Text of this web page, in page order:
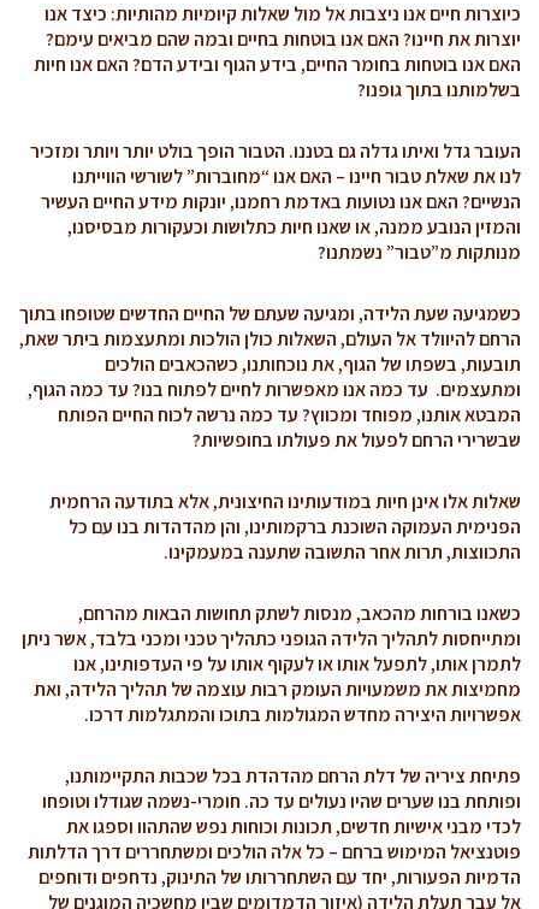
כיוצרות חיים אנו ניצבות אל מול שאלות קיומיות מהותיות: כיצד אנו
יוצרות את חיינו? האם אנו בוטחות בחיים ובמה שהם מביאים עימם?
האם אנו בוטחות בחומר החיים, בידע הגוף ובידע הדם? האם אנו חיות
בשלמותנו בתוך גופנו?
העובר גדל ואיתו גדלה גם בטננו. הטבור הופך בולט יותר ויותר ומזכיר
לנו את שאלת טבור חיינו – האם אנו “מחוברות” לשורשי הווייתנו
הנשיים? האם אנו נטועות באדמת רחמנו, יונקות מידע החיים העשיר
והמזין הנובע ממנה, או שאנו חיות כתלושות וכעקורות מבסיסנו,
מנותקות מ”טבור” נשמתנו?
כשמגיעה שעת הלידה, ומגיעה שעתם של החיים החדשים שטופחו בתוך
הרחם להיוולד אל העולם, השאלות כולן הולכות ומתעצמות ביתר שאת,
תובעות, בשפתו של הגוף, את נוכחותנו, כשהכאבים הולכים
ומתעצמים. עד כמה אנו מאפשרות לחיים לפתוח בנו? עד כמה הגוף,
המבטא אותנו, מפוחד ומכווץ? עד כמה נרשה לכוח החיים הפותח
שבשרירי הרחם לפעול את פעולתו בחופשיות?
שאלות אלו אינן חיות במודעותינו החיצונית, אלא בתודעה הרחמית
הפנימית העמוקה השוכנת ברקמותינו, והן מהדהדות בנו עם כל
התכווצות, תרות אחר התשובה שתענה במעמקינו.
כשאנו בורחות מהכאב, מנסות לשתק תחושות הבאות מהרחם,
ומתייחסות לתהליך הלידה הגופני כתהליך טכני ומכני בלבד, אשר ניתן
לתמרן אותו, לתפעל אותו או לעקוף אותו על פי העדפותינו, אנו
מחמיצות את משמעויות העומק רבות עוצמה של תהליך הלידה, ואת
אפשרויות היצירה מחדש המגולמות בתוכו והמתגלמות דרכו.
פתיחת ציריה של דלת הרחם מהדהדת בכל שכבות התקיימותנו,
ופותחת בנו שערים שהיו נעולים עד כה. חומרי-נשמה שגודלו וטופחו
לכדי מבני אישיות חדשים, תכונות וכוחות נפש שהתהוו וספגו את
פוטנציאל המימוש ברחם – כל אלה הולכים ומשתחררים דרך הדלתות
הדמיות הפעורות, יחד עם השתחררותו של התינוק, נדחפים ודוחפים
אל עבר תעלת הלידה (איזור הדמדומים שבין מחשכיה המוגנים של